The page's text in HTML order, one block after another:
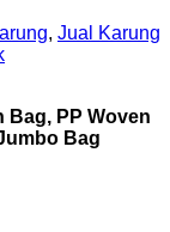
, Jual Karung
Bag, PP Woven
Bag